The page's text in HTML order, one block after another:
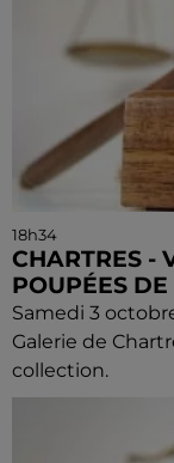
18h34
CHARTRES -
POUPÉES
Samedi 3
Galerie de
collection.